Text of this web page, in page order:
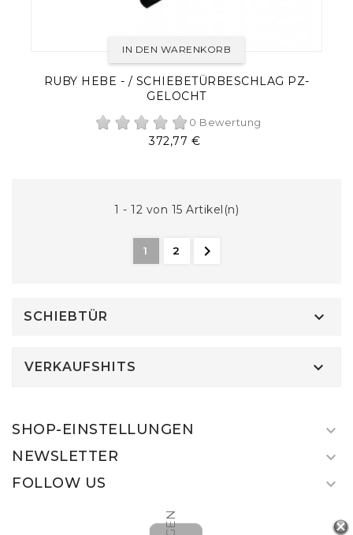
RUBY HEBE - / SCHIEBETÜRBESCHLAG PZ-
GELOCHT
0 Bewertung
Preis
372,77 €
IN DEN WARENKORB
1 - 12 von 15 Artikel(n)
1 2 
SCHIEBTÜR 
VERKAUFSHITS 
SHOP-EINSTELLUNGEN 
NEWSLETTER 
FOLLOW US 